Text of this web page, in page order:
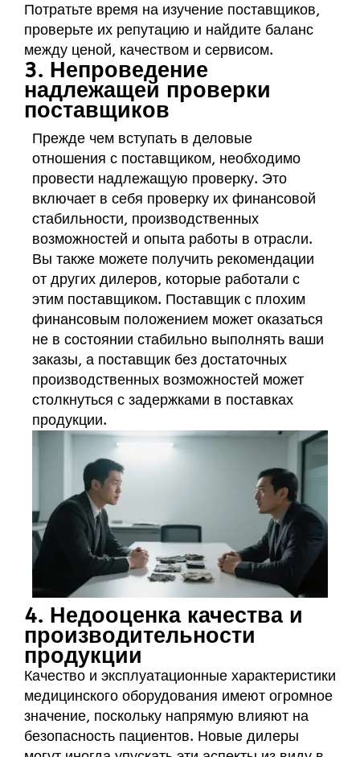
Потратьте время на изучение поставщиков,
проверьте их репутацию и найдите баланс
между ценой, качеством и сервисом.
3. Непроведение
надлежащей проверки
поставщиков
Прежде чем вступать в деловые
отношения с поставщиком, необходимо
провести надлежащую проверку. Это
включает в себя проверку их финансовой
стабильности, производственных
возможностей и опыта работы в отрасли.
Вы также можете получить рекомендации
от других дилеров, которые работали с
этим поставщиком. Поставщик с плохим
финансовым положением может оказаться
не в состоянии стабильно выполнять ваши
заказы, а поставщик без достаточных
производственных возможностей может
столкнуться с задержками в поставках
продукции.
4. Недооценка качества и
производительности
продукции
Качество и эксплуатационные характеристики
медицинского оборудования имеют огромное
значение, поскольку напрямую влияют на
безопасность пациентов. Новые дилеры